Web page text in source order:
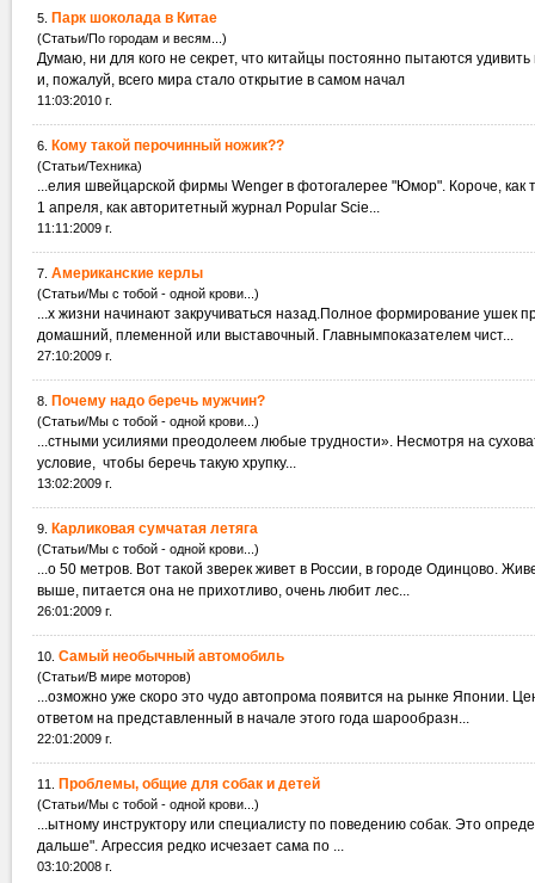
5. Парк шоколада в Китае
(Статьи/По городам и весям...)
Думаю, ни для кого не секрет, что китайцы постоянно пытаются
и, пожалуй, всего мира стало открытие в самом начал
11:03:2010 г.
6. Кому такой перочинный ножик??
(Статьи/Техника)
...елия швейцарской
1 апреля, как авторитетный журнал Popular Scie...
11:11:2009 г.
7. Американские керлы
(Статьи/Мы с тобой - одной крови...)
...х жизни начинают закручиваться назад.Полное формирование ушек
домашний, племенной или выставочный. Главнымпоказателем чист...
27:10:2009 г.
8. Почему надо беречь мужчин?
(Статьи/Мы с тобой - одной крови...)
...стными усилиями преодолеем любые
условие, чтобы беречь такую хрупку...
13:02:2009 г.
9. Карликовая сумчатая летяга
(Статьи/Мы с тобой - одной крови...)
...о 50 метров. Вот такой зверек живет в России, в городе
выше, питается она не прихотливо, очень любит лес...
26:01:2009 г.
10. Самый необычный автомобиль
(Статьи/В мире моторов)
...озможно уже скоро это чудо автопрома появится на рынке Японии.
ответом на представленный в начале этого года шарообразн...
22:01:2009 г.
11. Проблемы, общие для собак и детей
(Статьи/Мы с тобой - одной крови...)
...ытному инструктору
дальше". Агрессия редко исчезает сама по ...
03:10:2008 г.